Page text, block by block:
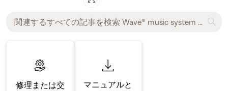
修理または交
マニュアルと